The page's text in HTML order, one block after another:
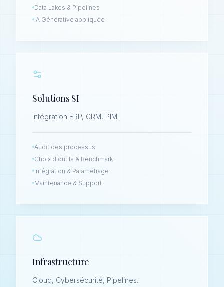
Data Lakes & Pipelines
IA Générative appliquée
Solutions SI
Intégration ERP, CRM, PIM.
Audit des processus
Choix d'outils & Benchmark
Intégration & Paramétrage
Maintenance & Support
Infrastructure
Cloud, Cybersécurité, Pipelines.